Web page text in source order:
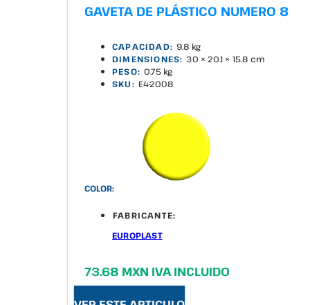
GAVETA DE PLÁSTICO NUMERO 8
CAPACIDAD: 9.8 kg
DIMENSIONES: 30 × 20.1 × 15.8 cm
PESO: 0.75 kg
SKU: E4-2008
COLOR:
FABRICANTE:
EUROPLAST
73.68 MXN IVA INCLUIDO